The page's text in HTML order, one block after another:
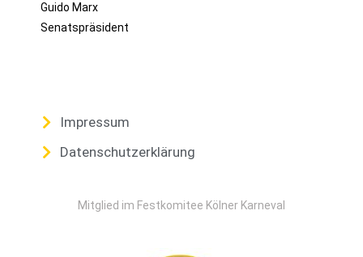
Guido Marx
Senatspräsident
Impressum
Datenschutzerklärung
Mitglied im Festkomitee Kölner Karneval​